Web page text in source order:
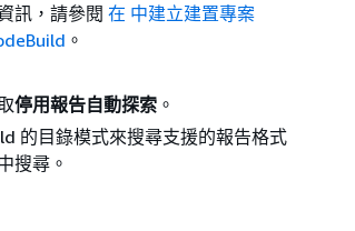
訊，請參閱 在 中建立建置專案
。
停用報告自動探索 。
的目錄模式來搜尋支援的報告格式
搜尋。